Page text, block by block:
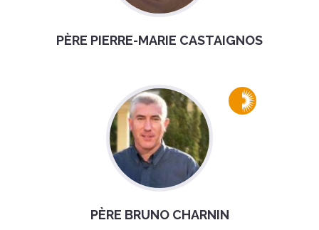
PÈRE PIERRE-MARIE CASTAIGNOS
PÈRE BRUNO CHARNIN